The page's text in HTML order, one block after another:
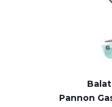
Pannon